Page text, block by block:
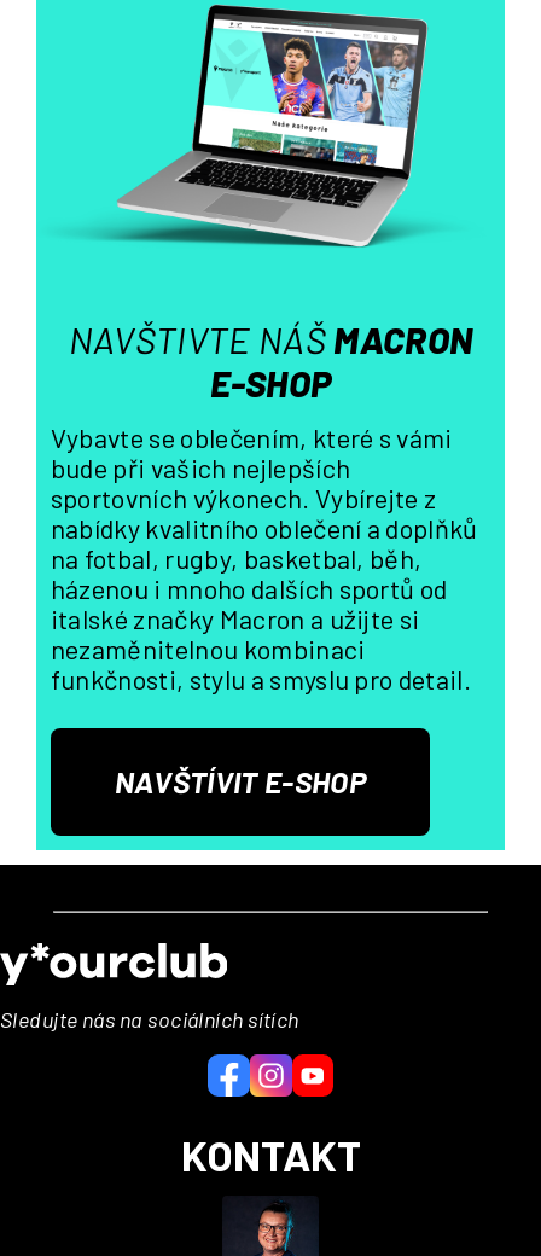
á
d
a
c
í
p
r
v
k
y
p
i
s
NAVŠTIVTE NÁŠMACRON
E-SHOP
Vybavte se oblečením, které s vámi
bude při vašich nejlepších
sportovních výkonech. Vybírejte z
nabídky kvalitního oblečení a doplňků
na fotbal, rugby, basketbal, běh,
házenou i mnoho dalších sportů od
italské značky Macron a užijte si
nezaměnitelnou kombinaci
funkčnosti, stylu a smyslu pro detail.
NAVŠTÍVIT E-SHOP
á
p
a
Sledujte nás na sociálních sítích
KONTAKT